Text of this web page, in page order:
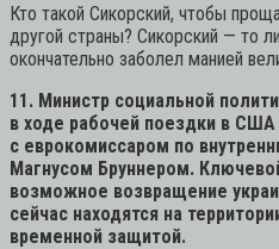
Кто такой Сикорский, чтобы
другой страны? Сикорский — то
окончательно заболел манией
11. Министр социальной
в ходе рабочей поездки в США
с еврокомиссаром по
Магнусом Бруннером.
возможное возвращение
сейчас находятся на
временной защитой.